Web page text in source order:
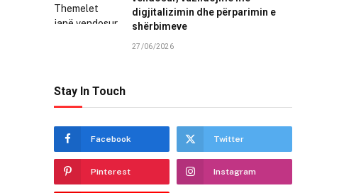
digjitalizimin dhe përparimin e
shërbimeve
27/06/2026
Stay In Touch
Facebook Twitter
Pinterest Instagram